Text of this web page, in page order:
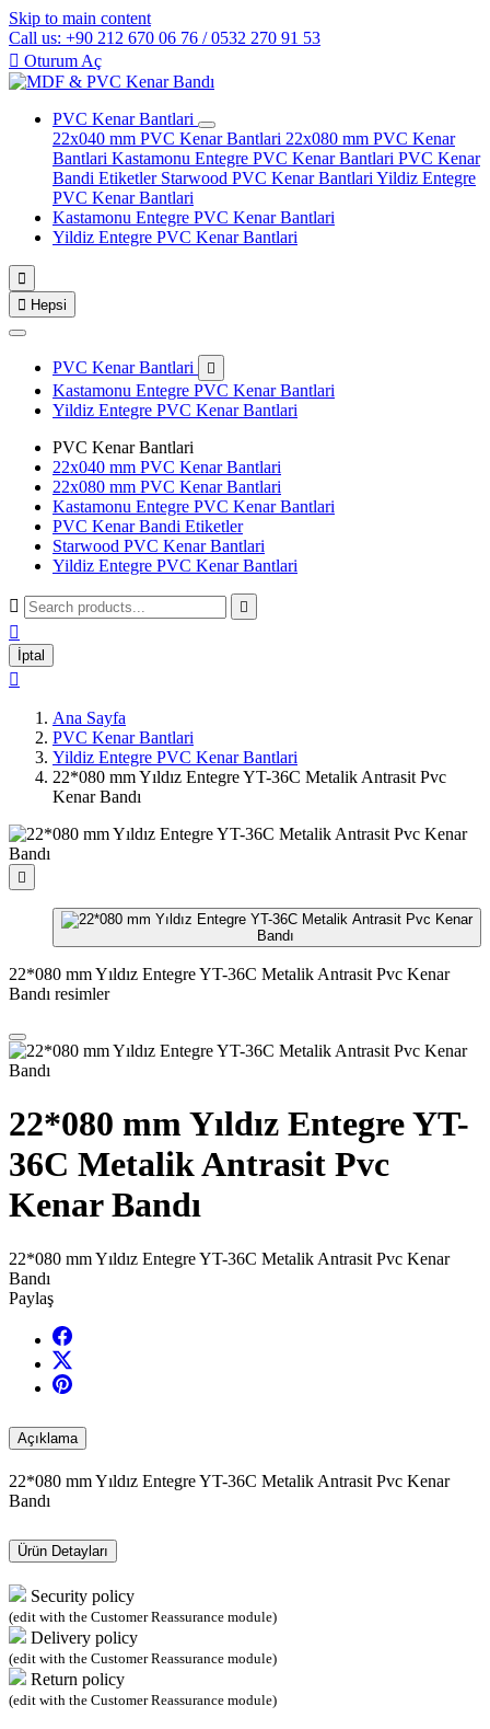
Skip to main content
Call us: +90 212 670 06 76 / 0532 270 91 53
 Oturum Aç
PVC Kenar Bantlari
22x040 mm PVC Kenar Bantlari 22x080 mm PVC Kenar
Bantlari Kastamonu Entegre PVC Kenar Bantlari PVC Kenar
Bandi Etiketler Starwood PVC Kenar Bantlari Yildiz Entegre
PVC Kenar Bantlari
Kastamonu Entegre PVC Kenar Bantlari
Yildiz Entegre PVC Kenar Bantlari

 Hepsi
PVC Kenar Bantlari 
Kastamonu Entegre PVC Kenar Bantlari
Yildiz Entegre PVC Kenar Bantlari
PVC Kenar Bantlari
22x040 mm PVC Kenar Bantlari
22x080 mm PVC Kenar Bantlari
Kastamonu Entegre PVC Kenar Bantlari
PVC Kenar Bandi Etiketler
Starwood PVC Kenar Bantlari
Yildiz Entegre PVC Kenar Bantlari
 

İptal

Ana Sayfa
PVC Kenar Bantlari
Yildiz Entegre PVC Kenar Bantlari
22*080 mm Yıldız Entegre YT-36C Metalik Antrasit Pvc
Kenar Bandı

22*080 mm Yıldız Entegre YT-36C Metalik Antrasit Pvc Kenar
Bandı resimler
22*080 mm Yıldız Entegre YT-
36C Metalik Antrasit Pvc
Kenar Bandı
22*080 mm Yıldız Entegre YT-36C Metalik Antrasit Pvc Kenar
Bandı
Paylaş
Açıklama
22*080 mm Yıldız Entegre YT-36C Metalik Antrasit Pvc Kenar
Bandı
Ürün Detayları
Security policy
(edit with the Customer Reassurance module)
Delivery policy
(edit with the Customer Reassurance module)
Return policy
(edit with the Customer Reassurance module)